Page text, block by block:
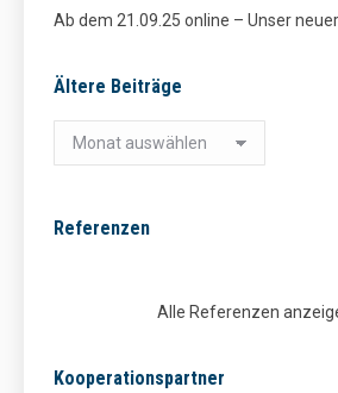
Ab dem 21.09.25 online – Unser
Ältere Beiträge
Ältere
Beiträge
Referenzen
Alle Referenzen
Kooperationspartner